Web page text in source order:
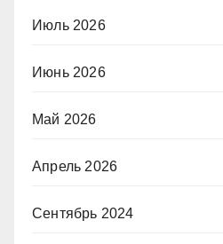
Июль 2026
Июнь 2026
Май 2026
Апрель 2026
Сентябрь 2024